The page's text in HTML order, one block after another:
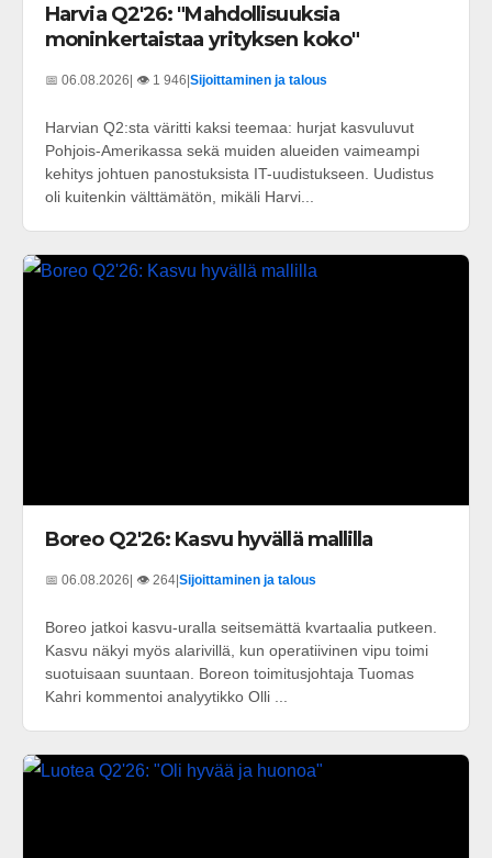
Harvia Q2'26: "Mahdollisuuksia
moninkertaistaa yrityksen koko"
📅 06.08.2026 | 👁️ 1 946 Sijoittaminen ja talous
Harvian Q2:sta väritti kaksi teemaa: hurjat kasvuluvut
Pohjois-Amerikassa sekä muiden alueiden vaimeampi
kehitys johtuen panostuksista IT-uudistukseen. Uudistus
oli kuitenkin välttämätön, mikäli Harvi...
Boreo Q2'26: Kasvu hyvällä mallilla
📅 06.08.2026 | 👁️ 264 Sijoittaminen ja talous
Boreo jatkoi kasvu-uralla seitsemättä kvartaalia putkeen.
Kasvu näkyi myös alarivillä, kun operatiivinen vipu toimi
suotuisaan suuntaan. Boreon toimitusjohtaja Tuomas
Kahri kommentoi analyytikko Olli ...